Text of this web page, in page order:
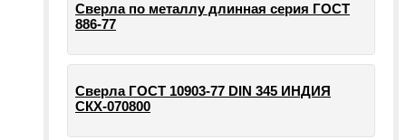
Сверла по металлу длинная серия ГОСТ
886-77
Сверла ГОСТ 10903-77 DIN 345 ИНДИЯ
СКХ-070800